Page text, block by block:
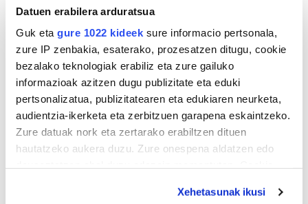
Datuen erabilera arduratsua
Guk eta gure 1022 kideek sure informacio pertsonala,
zure IP zenbakia, esaterako, prozesatzen ditugu, cookie
bezalako teknologiak erabiliz eta zure gailuko
informazioak azitzen dugu publizitate eta eduki
pertsonalizatua, publizitatearen eta edukiaren neurketa,
audientzia-ikerketa eta zerbitzuen garapena eskaintzeko.
Zure datuak nork eta zertarako erabiltzen dituen
hautatzeko aukera duzu. Zure onespena aldatzen edo
Xehetasunak ikusi